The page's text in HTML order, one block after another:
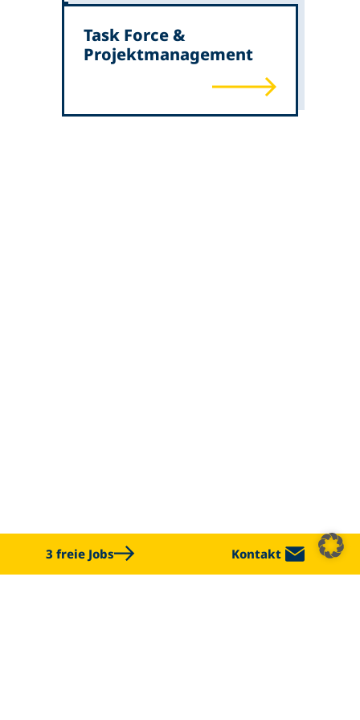
Task Force &
Projektmanagement
3 freie Jobs Kontakt